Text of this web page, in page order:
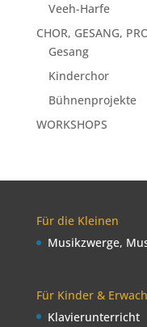
Veeh-Harfe
CHOR, GESANG,
Gesang
Kinderchor
Bühnenprojekte
WORKSHOPS
Für die Kleinen
Musikzwerge,
Für Kinder &
Klavierunterricht